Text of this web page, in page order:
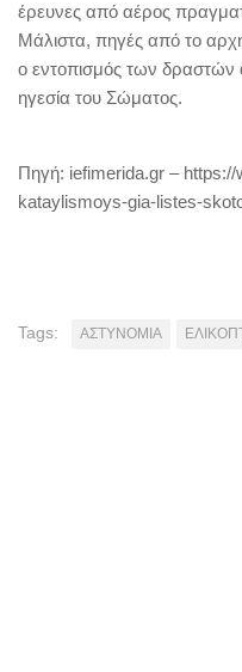
έρευνες από αέρος
Μάλιστα, πηγές από το
ο εντοπισμός των δραστών
ηγεσία του Σώματος.
Πηγή: iefimerida.gr –
kataylismoys-gia-listes-
Tags: ΑΣΤΥΝΟΜΙΑ